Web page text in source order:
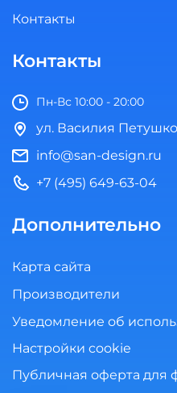
Контакты
Контакты
Пн-Вс 10:00 - 20:00
ул. Василия
info@san-design.ru
+7 (495) 649-63-04
Дополнительно
Карта сайта
Производители
Уведомление об
Настройки cookie
Публичная оферта для